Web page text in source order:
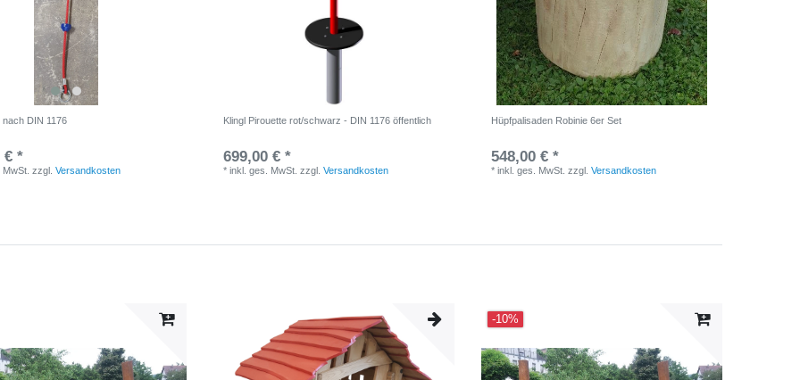
nach DIN 1176
€ *
zzgl.Versandkosten
Klingl Pirouette rot/schwarz - DIN 1176 öffentlich
699,00 € *
*inkl. ges. MwSt. zzgl.Versandkosten
Hüpfpalisaden Robinie 6er Set
548,00 € *
*inkl. ges. MwSt. zzgl.Versandkosten
-10%